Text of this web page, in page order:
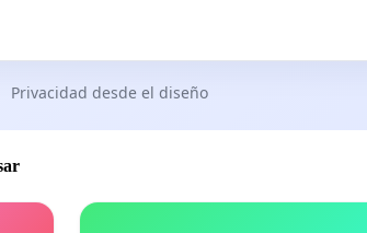
Privacidad desde el diseño